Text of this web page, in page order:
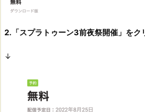
2.「スプラトゥーン3前夜祭開催」をク
↓